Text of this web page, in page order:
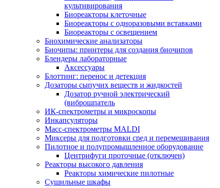
культивирования
Биореакторы клеточные
Биореакторы с одноразовыми вставками
Биореакторы с освещением
Биохимические анализаторы
Биочипы: принтеры для создания биочипов
Блендеры лабораторные
Аксессуары
Блоттинг: перенос и детекция
Дозаторы сыпучих веществ и жидкостей
Дозатор ручной электрический
(виброшпатель
ИК-спектрометры и микроскопы
Инкапсуляторы
Масс-спектрометры MALDI
Миксеры для подготовки сред и перемешивания
Пилотное и полупромышленное оборудование
Центрифуги проточные (отключен)
Реакторы высокого давления
Реакторы химические пилотные
Сушильные шкафы